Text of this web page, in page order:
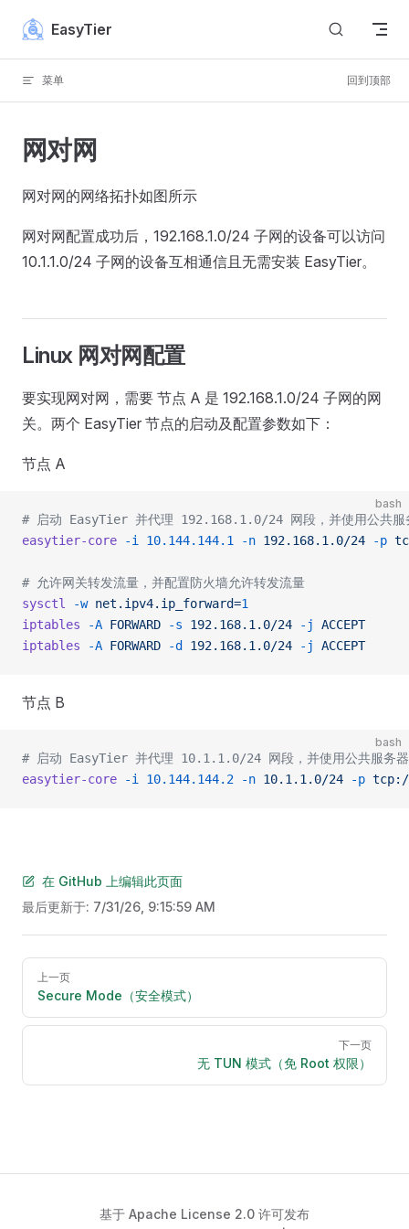
Skip to content
EasyTier
菜单 回到顶部
网对网
网对网的网络拓扑如图所示
网对网配置成功后，192.168.1.0/24 子网的设备可以访问
10.1.1.0/24 子网的设备互相通信且无需安装 EasyTier。
Linux 网对网配置
要实现网对网，需要 节点 A 是 192.168.1.0/24 子网的网
关。两个 EasyTier 节点的启动及配置参数如下：
节点 A
bash
# 启动 EasyTier 并代理 192.168.1.0/24 网段，并使用公共服
easytier-core -i 10.144.144.1 -n 192.168.1.0/24 -p
# 允许网关转发流量，并配置防火墙允许转发流量
sysctl
-w net.ipv4.ip_forward=1
iptables -A FORWARD -s 192.168.1.0/24 -j
ACCEPT
iptables -A FORWARD -d 192.168.1.0/24 -j ACCEPT
节点 B
bash
# 启动 EasyTier 并代理 10.1.1.0/24 网段，并使用公共服务器
easytier-core -i 10.144.144.2 -n 10.1.1.0/24 -p
在 GitHub 上编辑此页面
最后更新于: 7/31/26, 9:15:59 AM
Pager
上一页
Secure Mode（安全模式）
下一页
无 TUN 模式（免 Root 权限）
基于 Apache License 2.0 许可发布